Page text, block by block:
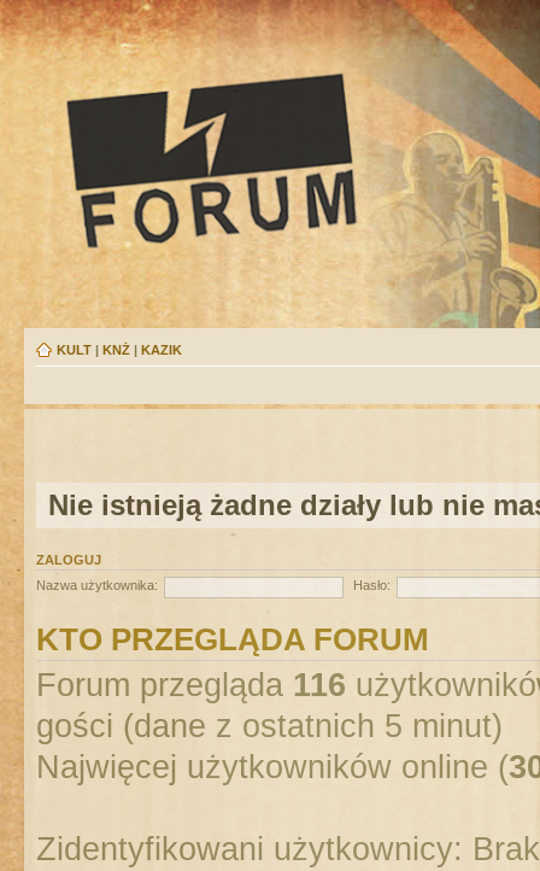
KULT | KNŻ | KAZIK
Nie istnieją żadne działy lub nie
ZALOGUJ
Nazwa użytkownika:
Hasło:
KTO PRZEGLĄDA FORUM
Forum przegląda 116
gości (dane z ostatnich 5 minut)
Najwięcej użytkowników online (
Zidentyfikowani użytkownicy: